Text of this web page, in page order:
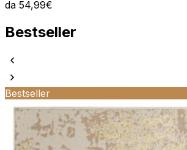
da 54,99€
Bestseller
Bestseller